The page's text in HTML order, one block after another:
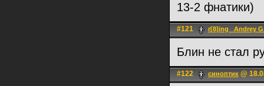
13-2 фнатики)
#121 r[8]ing _Andrey
Блин не стал
#122 синоптик @